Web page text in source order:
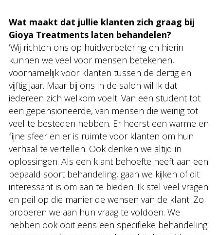
Wat maakt dat jullie klanten zich graag bij
Gioya Treatments laten behandelen?
‘Wij richten ons op huidverbetering en hierin
kunnen we veel voor mensen betekenen,
voornamelijk voor klanten tussen de dertig en
vijftig jaar. Maar bij ons in de salon wil ik dat
iedereen zich welkom voelt. Van een student tot
een gepensioneerde, van mensen die weinig tot
veel te besteden hebben. Er heerst een warme en
fijne sfeer en er is ruimte voor klanten om hun
verhaal te vertellen. Ook denken we altijd in
oplossingen. Als een klant behoefte heeft aan een
bepaald soort behandeling, gaan we kijken of dit
interessant is om aan te bieden. Ik stel veel vragen
en peil op die manier de wensen van de klant. Zo
proberen we aan hun vraag te voldoen. We
hebben ook ooit eens een specifieke behandeling